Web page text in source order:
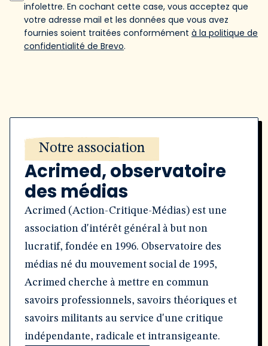
infolettre. En cochant cette case, vous acceptez que
votre adresse mail et les données que vous avez
fournies soient traitées conformément à la politique de
confidentialité de Brevo.
Notre association
Acrimed, observatoire
des médias
Acrimed (Action-Critique-Médias) est une
association d'intérêt général à but non
lucratif, fondée en 1996. Observatoire des
médias né du mouvement social de 1995,
Acrimed cherche à mettre en commun
savoirs professionnels, savoirs théoriques et
savoirs militants au service d'une critique
indépendante, radicale et intransigeante.